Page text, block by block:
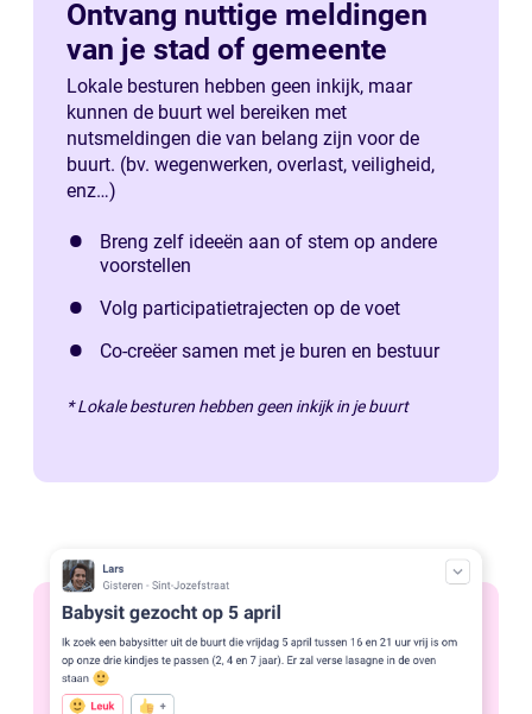
Ontvang nuttige meldingen
van je stad of gemeente
Lokale besturen hebben geen inkijk, maar
kunnen de buurt wel bereiken met
nutsmeldingen die van belang zijn voor de
buurt. (bv. wegenwerken, overlast, veiligheid,
enz…)
Breng zelf ideeën aan of stem op andere
voorstellen
Volg participatietrajecten op de voet
Co-creëer samen met je buren en bestuur
* Lokale besturen hebben geen inkijk in je buurt